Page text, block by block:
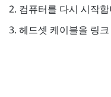
컴퓨터를 다시 시작
헤드셋 케이블을 링